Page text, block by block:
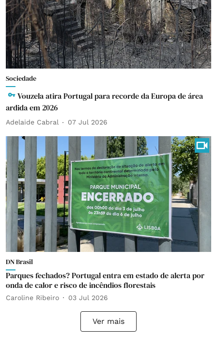
Sociedade
Vouzela atira Portugal para recorde da Europa de área
ardida em 2026
Adelaide Cabral 07 Jul 2026
DN Brasil
Parques fechados? Portugal entra em estado de alerta por
onda de calor e risco de incêndios florestais
Caroline Ribeiro 03 Jul 2026
Ver mais